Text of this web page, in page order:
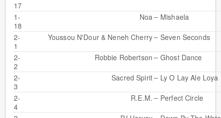
17
1-
18
Noa– Mishaela
2-
1
Youssou N'Dour& Neneh Cherry– Seven Seconds
2-
2
Robbie Robertson – Ghost Dance
2-
3
Sacred Spirit– Ly O Lay Ale Loya
2-
4
R.E.M. – Perfect Circle